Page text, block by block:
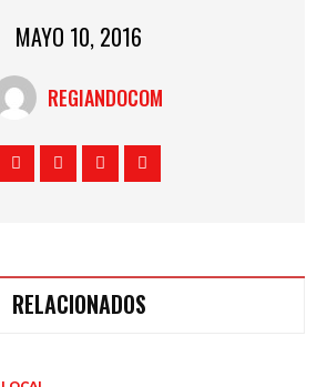
MAYO 10, 2016
REGIANDOCOM
RELACIONADOS